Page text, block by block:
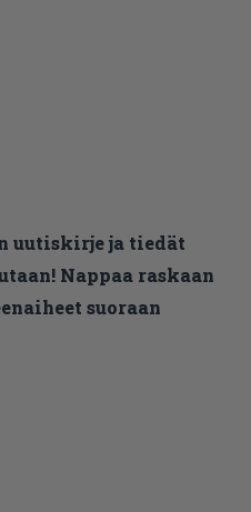
uutiskirje ja tiedät
Nappaa raskaan
suoraan